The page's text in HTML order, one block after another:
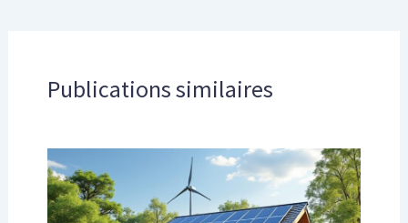
Publications similaires